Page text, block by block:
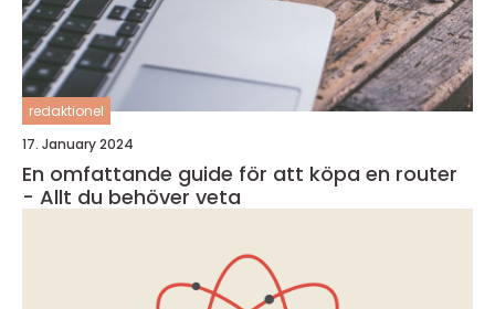
redaktionel
17. January 2024
En omfattande guide för att köpa en router
- Allt du behöver veta